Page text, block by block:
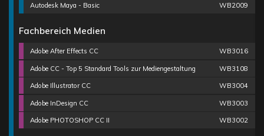
Autodesk Maya - Basic WB2009
Fachbereich Medien
Adobe After Effects CC WB3016
Adobe CC - Top 5 Standard Tools zur Mediengestaltung WB3108
Adobe Illustrator CC WB3004
Adobe InDesign CC WB3003
Adobe PHOTOSHOP CC II WB3002